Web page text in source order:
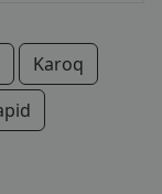
Karoq